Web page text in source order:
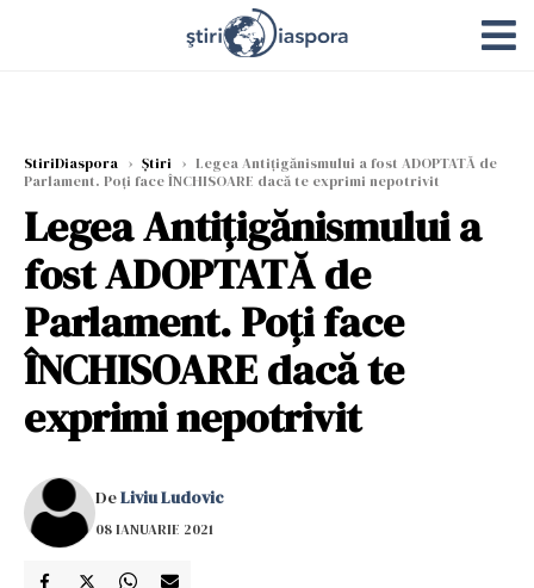
StiriDiaspora › Știri › Legea Antițigănismului a fost ADOPTATĂ de
Parlament. Poți face ÎNCHISOARE dacă te exprimi nepotrivit
Legea Antițigănismului a
fost ADOPTATĂ de
Parlament. Poți face
ÎNCHISOARE dacă te
exprimi nepotrivit
DeLiviu Ludovic
08 IANUARIE 2021